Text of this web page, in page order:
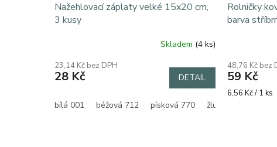
Nažehlovací záplaty velké 15x20 cm,
3 kusy
Skladem (4 ks)
23,14 Kč bez DPH
28 Kč DETAIL
bílá 001 béžová 712 písková 770 žlutá 125
Rolničky
barva
48,76 Kč bez
59 Kč
Měrná
6,56 Kč / 1 ks